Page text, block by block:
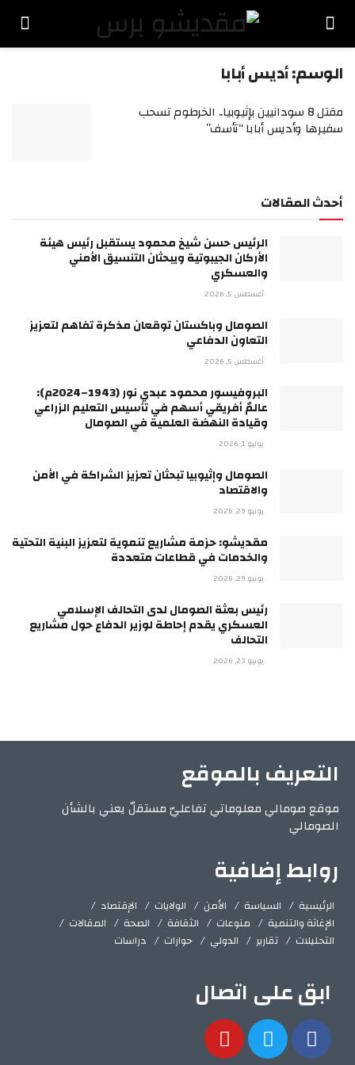
الوسم:أديس أبابا
مقتل 8 سودانيين بإثيوبيا.. الخرطوم تسحب
سفيرها وأديس أبابا “تأسف”
أحدث المقالات
الرئيس حسن شيخ محمود يستقبل رئيس هيئة
الأركان الجيبوتية ويبحثان التنسيق الأمني
والعسكري
أغسطس 5, 2026
الصومال وباكستان توقعان مذكرة تفاهم لتعزيز
التعاون الدفاعي
أغسطس 5, 2026
البروفيسور محمود عبدي نور (1943–2024م):
عالمٌ أفريقي أسهم في تأسيس التعليم الزراعي
وقيادة النهضة العلمية في الصومال
يوليو 1, 2026
الصومال وإثيوبيا تبحثان تعزيز الشراكة في الأمن
والاقتصاد
يونيو 29, 2026
مقديشو: حزمة مشاريع تنموية لتعزيز البنية التحتية
والخدمات في قطاعات متعددة
يونيو 29, 2026
رئيس بعثة الصومال لدى التحالف الإسلامي
العسكري يقدم إحاطة لوزير الدفاع حول مشاريع
التحالف
يونيو 23, 2026
التعريف بالموقع
موقع صومالي معلوماتي تفاعليّ مستقلّ يعني بالشأن
الصومالي
روابط إضافية
الرئيسية السياسة الأمن الولايات
الإقتصاد
الإغاثة والتنمية
منوعات الثقافة الصحة
المقالات
التحليلات
تقارير الدولي حوارات دراسات
ابق على اتصال